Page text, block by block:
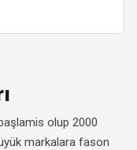
olup 2000
markalara fason